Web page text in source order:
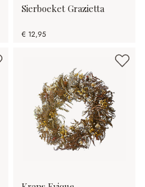
Sierboeket Grazietta
€ 12,95